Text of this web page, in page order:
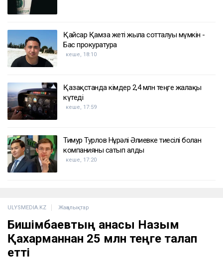
Қайсар Қамза жеті жылға сотталуы мүмкін -
Бас прокуратура
кеше, 18:10
Қазақстанда кімдер 2,4 млн теңге жалақы
күтеді
кеше, 17:59
Тимур Турлов Нұрәлі Әлиевке тиесілі болған
компанияны сатып алды
кеше, 17:20
ULYSMEDIA.KZ Жаңалықтар
Бишімбаевтың анасы Назым
Қахарманнан 25 млн теңге талап
етті